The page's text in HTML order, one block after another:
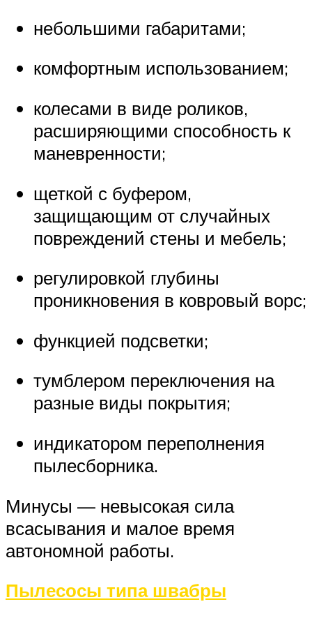
небольшими габаритами;
комфортным использованием;
колесами в виде роликов,
расширяющими способность к
маневренности;
щеткой с буфером,
защищающим от случайных
повреждений стены и мебель;
регулировкой глубины
проникновения в ковровый ворс;
функцией подсветки;
тумблером переключения на
разные виды покрытия;
индикатором переполнения
пылесборника.
Минусы — невысокая сила
всасывания и малое время
автономной работы.
Пылесосы типа швабры